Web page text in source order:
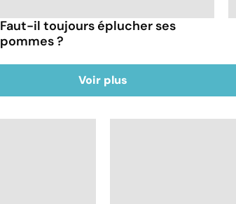
Faut-il toujours éplucher ses
pommes ?
Voir plus